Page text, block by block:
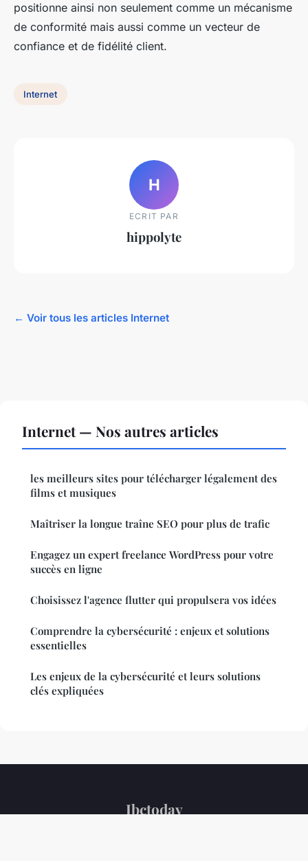
positionne ainsi non seulement comme un mécanisme
de conformité mais aussi comme un vecteur de
confiance et de fidélité client.
Internet
H
ECRIT PAR
hippolyte
← Voir tous les articles Internet
Internet — Nos autres articles
les meilleurs sites pour télécharger légalement des
films et musiques
Maîtriser la longue traîne SEO pour plus de trafic
Engagez un expert freelance WordPress pour votre
succès en ligne
Choisissez l'agence flutter qui propulsera vos idées
Comprendre la cybersécurité : enjeux et solutions
essentielles
Les enjeux de la cybersécurité et leurs solutions
clés expliquées
Ibctoday